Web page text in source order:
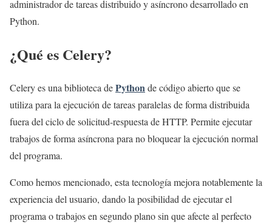
administrador de tareas distribuido y asíncrono desarrollado en
Python.
¿Qué es Celery?
Celery es una biblioteca dePythonde código abierto que se
utiliza para la ejecución de tareas paralelas de forma distribuida
fuera del ciclo de solicitud-respuesta de HTTP. Permite ejecutar
trabajos de forma asíncrona para no bloquear la ejecución normal
del programa.
Como hemos mencionado, esta tecnología mejora notablemente la
experiencia del usuario, dando la posibilidad de ejecutar el
programa o trabajos en segundo plano sin que afecte al perfecto